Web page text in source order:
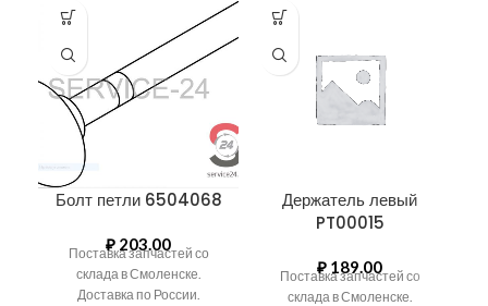
Болт петли 6504068
₽ 203.00
Поставка запчастей со
склада в Смоленске.
Доставка по России.
Держатель левый
PT00015
₽ 189.00
Поставка запчастей со
склада в Смоленске.